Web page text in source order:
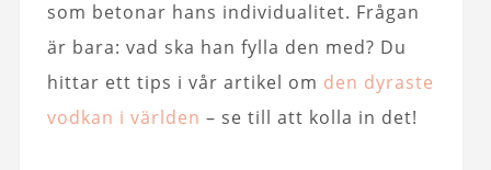
som betonar hans individualitet. Frågan
är bara: vad ska han fylla den med? Du
hittar ett tips i vår artikel om den dyraste
vodkan i världen – se till att kolla in det!